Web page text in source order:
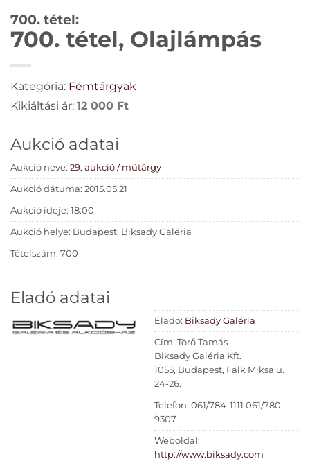
700. tétel:
700. tétel, Olajlámpás
Kategória: Fémtárgyak
Kikiáltási ár: 12 000 Ft
Aukció adatai
Aukció neve: 29. aukció / műtárgy
Aukció dátuma: 2015.05.21
Aukció ideje: 18:00
Aukció helye: Budapest, Biksady Galéria
Tételszám: 700
Eladó adatai
Eladó: Biksady Galéria
Cím: Törő Tamás
Biksady Galéria Kft.
1055, Budapest, Falk Miksa u.
24-26.
Telefon: 061/784-1111 061/780-
9307
Weboldal:
http://www.biksady.com